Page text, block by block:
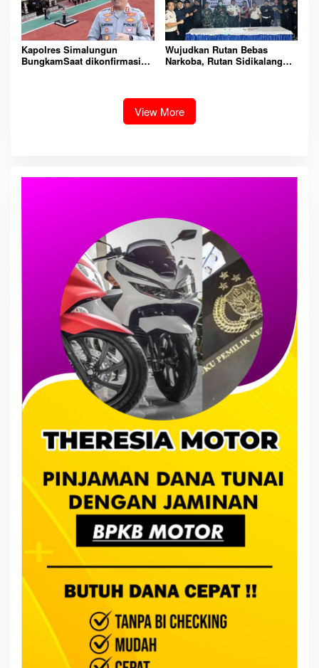
Kapolres Simalungun
BungkamSaat dikonfirmasi
Wujudkan Rutan Bebas
Narkoba, Rutan Sidikalang
View More